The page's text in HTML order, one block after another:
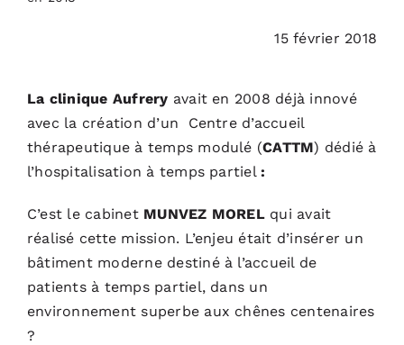
15 février 2018
La clinique Aufrery avait en 2008 déjà innové
avec la création d’un Centre d’accueil
thérapeutique à temps modulé (CATTM) dédié à
l’hospitalisation à temps partiel:
C’est le cabinet MUNVEZ MORELqui avait
réalisé cette mission. L’enjeu était d’insérer un
bâtiment moderne destiné à l’accueil de
patients à temps partiel, dans un
environnement superbe aux chênes centenaires
?
S’ABONNER
CONTACT